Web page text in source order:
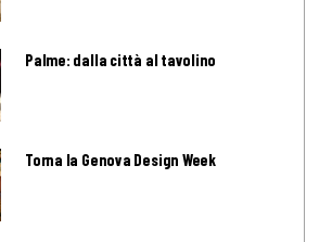
Palme: dalla città al tavolino
Torna la Genova Design Week